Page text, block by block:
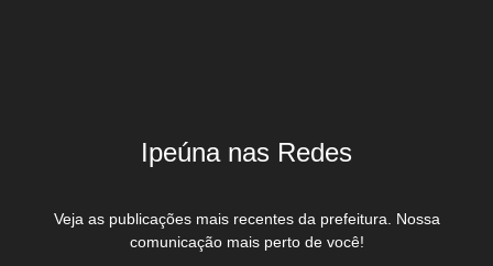
Ipeúna nas Redes
Veja as publicações mais recentes da prefeitura. Nossa
comunicação mais perto de você!